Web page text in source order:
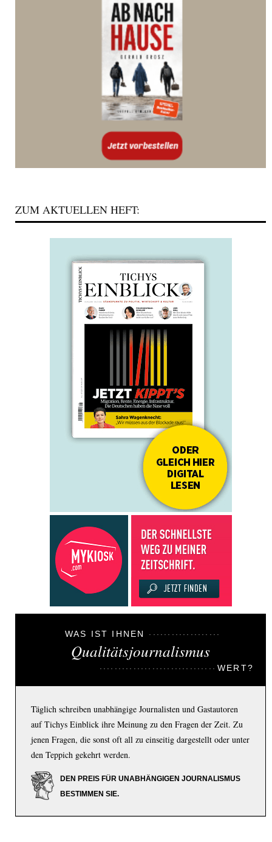
ZUM AKTUELLEN HEFT:
WAS IST IHNEN
Qualitätsjournalismus
WERT?
Täglich schreiben unabhängige Journalisten und Gastautoren
auf Tichys Einblick ihre Meinung zu den Fragen der Zeit. Zu
jenen Fragen, die sonst oft all zu einseitig dargestellt oder unter
den Teppich gekehrt werden.
DEN PREIS FÜR UNABHÄNGIGEN JOURNALISMUS
BESTIMMEN SIE.